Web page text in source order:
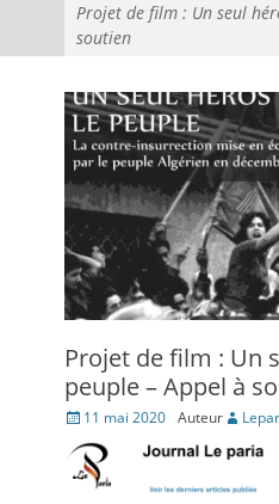
Projet de film : Un seul
soutien
Projet de film : Un
peuple – Appel à
Posté11 mai 2020 Auteur